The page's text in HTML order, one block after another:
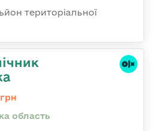
територіальної
область